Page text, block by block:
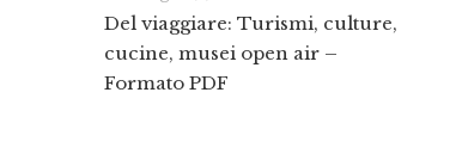
Del viaggiare: Turismi, culture,
cucine, musei open air –
Formato PDF